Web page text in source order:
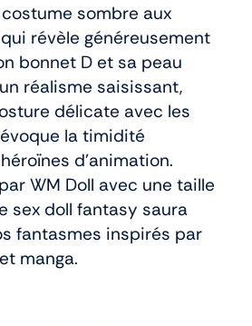
sombre aux
révèle généreusement
bonnet D et sa peau
réalisme saisissant,
délicate avec les
la timidité
d’animation.
WM Doll avec une taille
sex doll fantasy saura
fantasmes inspirés par
manga.